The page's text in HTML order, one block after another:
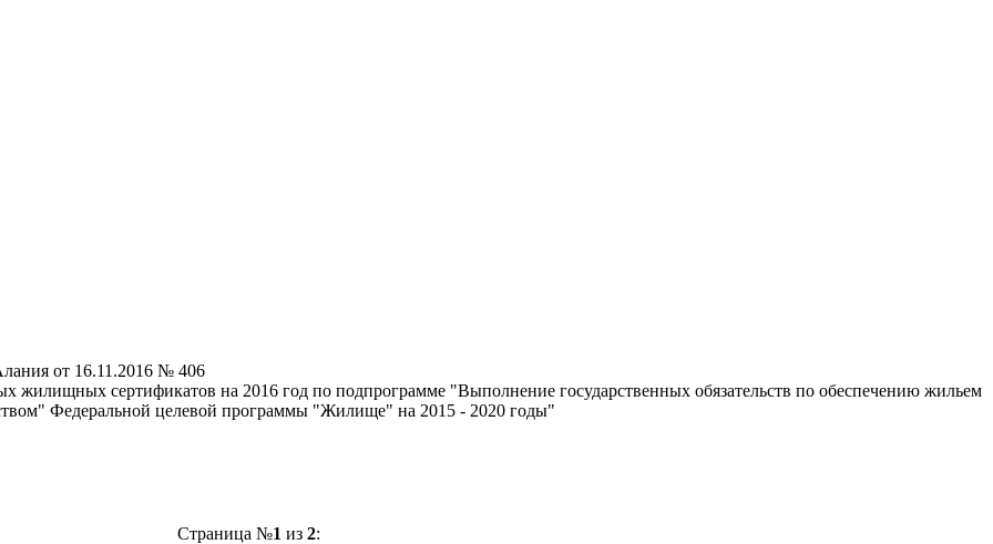
от 16.11.2016 № 406
жилищных сертификатов на 2016 год по подпрограмме "Выполнение государственных обязательств по обеспечению жильем
Федеральной целевой программы "Жилище" на 2015 - 2020 годы"
Страница №1 из 2: